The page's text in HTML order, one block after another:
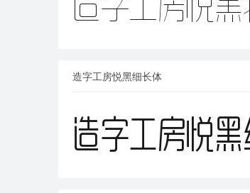
造字工房悦黑细长体